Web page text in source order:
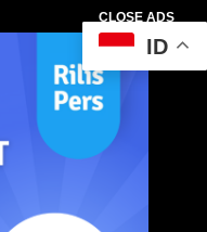
CLOSE ADS
ID